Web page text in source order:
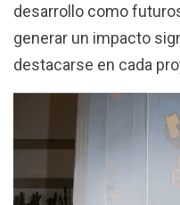
desarrollo como
generar un impacto
destacarse en cada